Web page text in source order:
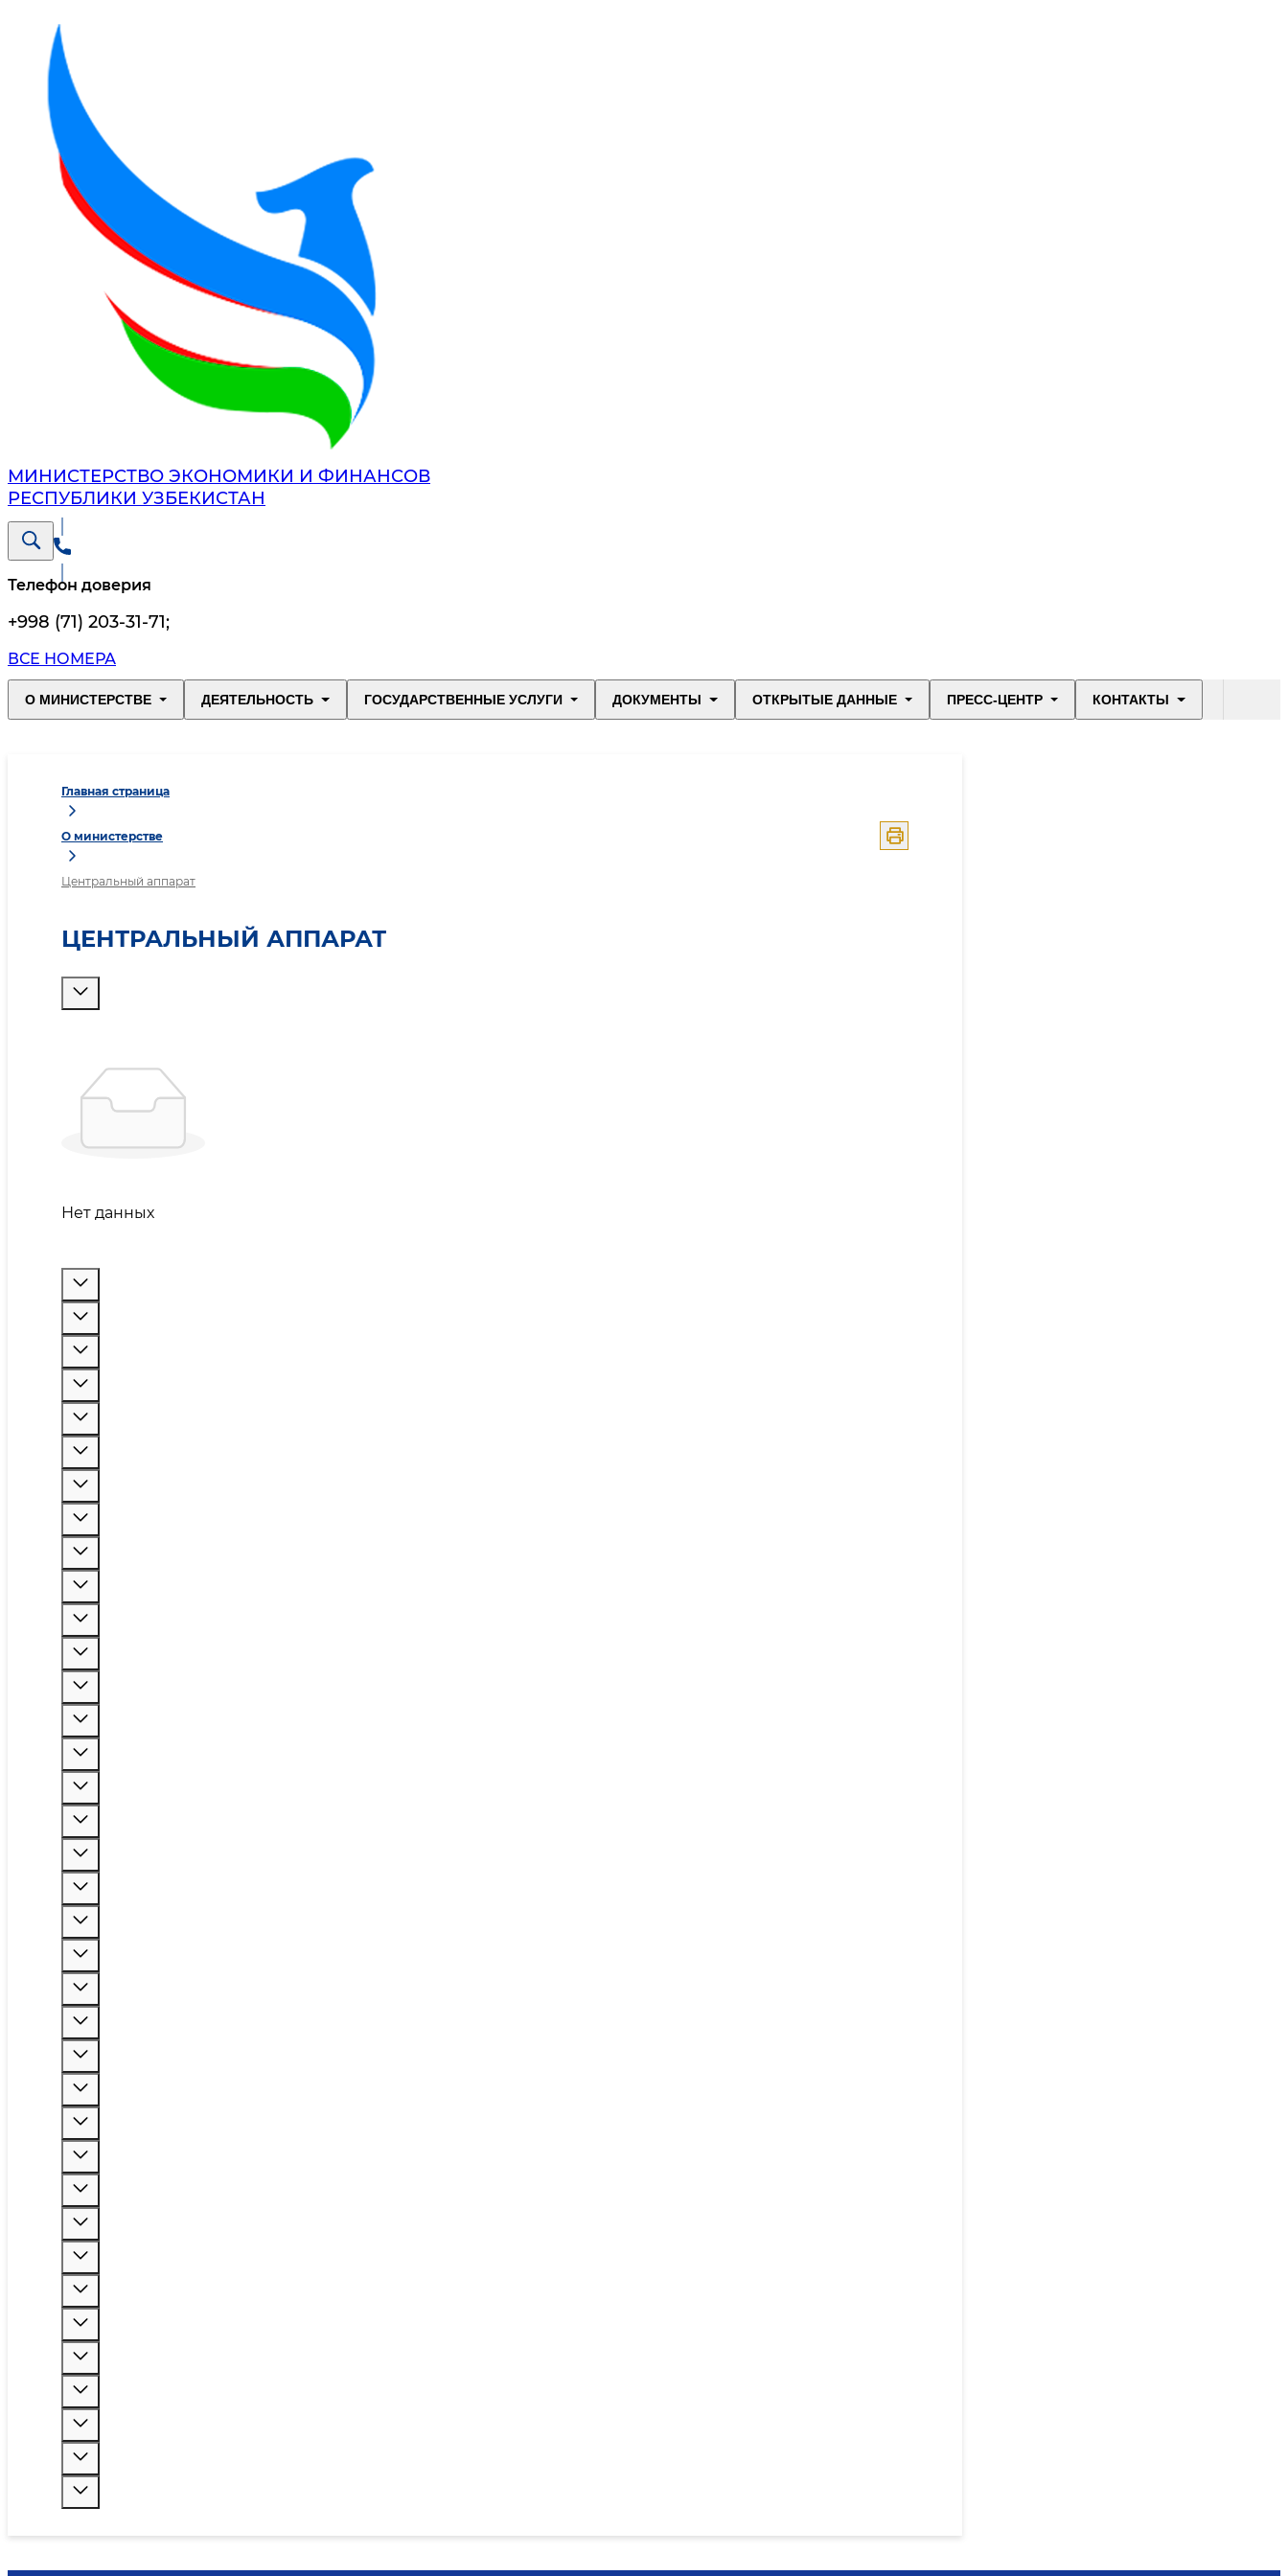
МИНИСТЕРСТВО ЭКОНОМИКИ И ФИНАНСОВ
РЕСПУБЛИКИ УЗБЕКИСТАН
Телефон доверия
+998 (71) 203-31-71;
ВСЕ НОМЕРА
О МИНИСТЕРСТВЕ ДЕЯТЕЛЬНОСТЬ ГОСУДАРСТВЕННЫЕ УСЛУГИ ДОКУМЕНТЫ ОТКРЫТЫЕ ДАННЫЕ ПРЕСС-ЦЕНТР КОНТАКТЫ
Главная страница
О министерстве
Центральный аппарат
ЦЕНТРАЛЬНЫЙ АППАРАТ
Нет данных